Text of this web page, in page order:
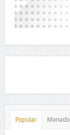
Popular Manado